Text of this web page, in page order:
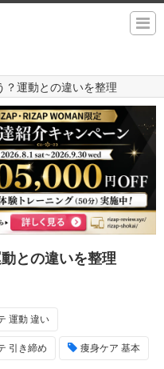
？運動との違いを整理
との違いを整理
運動 違い
引き締め 痩身ケア 基本